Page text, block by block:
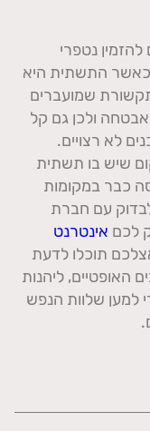
להזמין נטפרי
כאשר התשתית היא
שמועברים
ולכן גם קל
לא רצויים.
שיש בו תשתית
כבר במקומות
עם חברת
לכם אינטרנט
תוכלו לדעת
האופטיים, ליהנות
למען שלוות הנפש